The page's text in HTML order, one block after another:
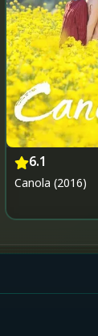
6.1
Canola (2016)